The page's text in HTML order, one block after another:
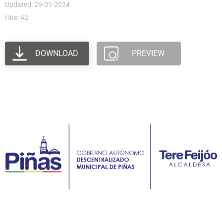
Updated: 29-01-2024
Hits: 42
DOWNLOAD PREVIEW